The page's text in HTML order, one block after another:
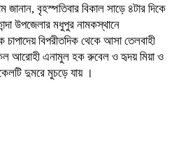
জানান, বৃহস্পতিবার বিকাল সাড়ে ৪টার দিকে
উপজেলার মধুপুর নামকস্থানে
বিপরীতদিক থেকে আসা তেলবাহী
আরোহী এনামুল হক রুবেল ও হৃদয় মিয়া ও
দুমরে মুচড়ে যায় ।